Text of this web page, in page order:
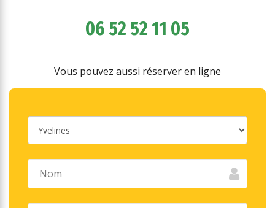
06 52 52 11 05
Vous pouvez aussi réserver en ligne